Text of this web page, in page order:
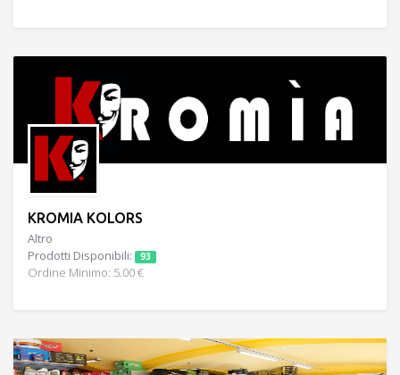
KROMIA KOLORS
Altro
Prodotti Disponibili:
93
Ordine Minimo: 5.00 €